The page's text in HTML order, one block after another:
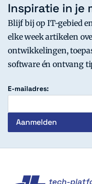
Inspiratie in je
Blijf bij op IT-gebied
elke week artikelen
ontwikkelingen,
software én ontvang
E-mailadres: